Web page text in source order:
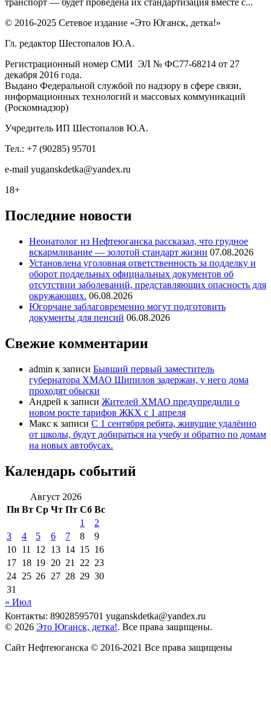
транспорт — будет проведена их стандартизация вместе с...
© 2016-2025 Сетевое издание «Это Юганск, детка!»
Гл. редактор Шестопалов Ю.А.
Регистрационный номер СМИ ЭЛ № ФС77-68214 от 27
декабря 2016 года.
Выдано Федеральной службой по надзору в сфере связи,
информационных технологий и массовых коммуникаций
(Роскомнадзор)
Учредитель ИП Шестопалов Ю.А.
Тел.: +7 (90285) 95701
e-mail yuganskdetka@yandex.ru
18+
Последние новости
Неонатолог из Нефтеюганска рассказал, что грудное
вскармливание — золотой стандарт жизни 07.08.2026
Установлена уголовная ответственность за подделку и
оборот поддельных официальных документов об
отсутствии заболеваний, представляющих опасность для
окружающих. 06.08.2026
Югорчане заблаговременно могут подготовить
документы для пенсий 06.08.2026
Свежие комментарии
admin к записи Бывший первый заместитель
губернатора ХМАО Шипилов задержан, у него дома
проходят обыски
Андрей к записи Жителей ХМАО предупредили о
новом росте тарифов ЖКХ с 1 апреля
Макс к записи С 1 сентября ребята, живущие удалённо
от школы, будут добираться на учебу и обратно по домам
на новых автобусах.
Календарь событий
Август 2026
Пн Вт Ср Чт Пт Сб Вс
1
2
3
4 5 6 7 8
9
10 11 12 13 14 15 16
17 18 19 20 21 22 23
24 25 26 27 28 29 30
31
« Июл
Контакты: 89028595701 yuganskdetka@yandex.ru
© 2026 Это Юганск, детка!. Все права защищены.
Сайт Нефтеюганска © 2016-2021 Все права защищены